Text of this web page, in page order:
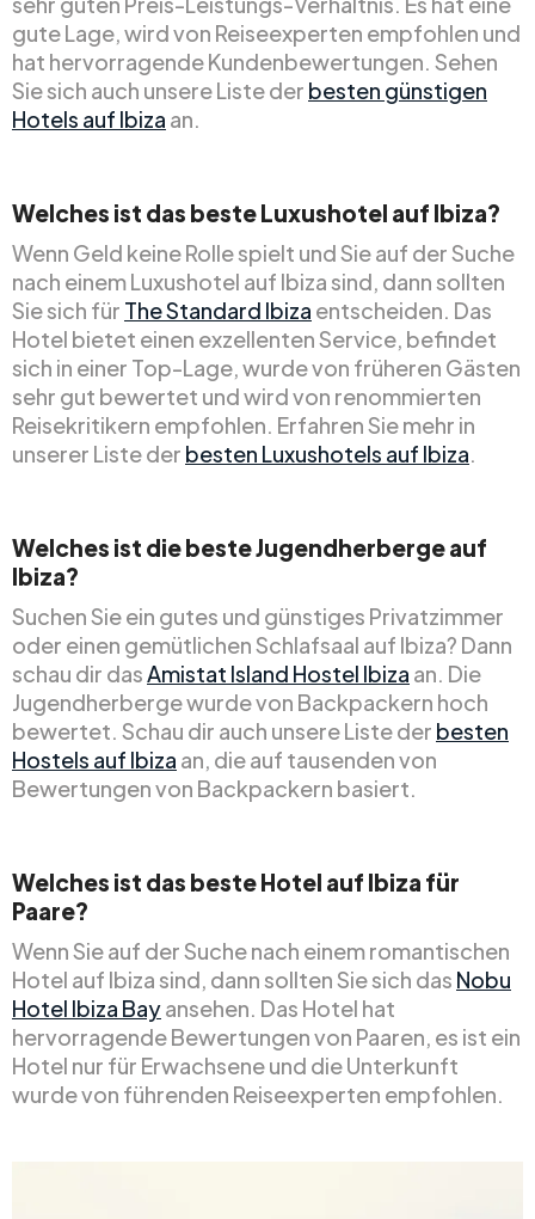
gute Lage, wird von Reiseexperten empfohlen und
hat hervorragende Kundenbewertungen. Sehen
Sie sich auch unsere Liste der besten günstigen
Hotels auf Ibiza an.
Welches ist das beste Luxushotel auf Ibiza?
Wenn Geld keine Rolle spielt und Sie auf der Suche
nach einem Luxushotel auf Ibiza sind, dann sollten
Sie sich für The Standard Ibiza entscheiden. Das
Hotel bietet einen exzellenten Service, befindet
sich in einer Top-Lage, wurde von früheren Gästen
sehr gut bewertet und wird von renommierten
Reisekritikern empfohlen. Erfahren Sie mehr in
unserer Liste der besten Luxushotels auf Ibiza.
Welches ist die beste Jugendherberge auf
Ibiza?
Suchen Sie ein gutes und günstiges Privatzimmer
oder einen gemütlichen Schlafsaal auf Ibiza? Dann
schau dir dasAmistat Island Hostel Ibiza an. Die
Jugendherberge wurde von Backpackern hoch
bewertet. Schau dir auch unsere Liste der besten
Hostels auf Ibiza an, die auf tausenden von
Bewertungen von Backpackern basiert.
Welches ist das beste Hotel auf Ibiza für
Paare?
Wenn Sie auf der Suche nach einem romantischen
Hotel auf Ibiza sind, dann sollten Sie sich das Nobu
Hotel Ibiza Bayansehen. Das Hotel hat
hervorragende Bewertungen von Paaren, es ist ein
Hotel nur für Erwachsene und die Unterkunft
wurde von führenden Reiseexperten empfohlen.